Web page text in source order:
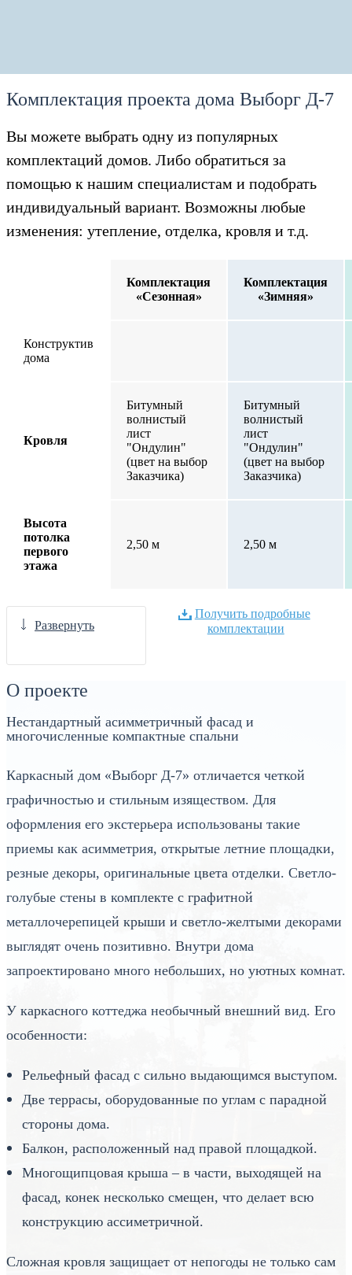
Комплектация проекта дома Выборг Д-7
Вы можете выбрать одну из популярных
комплектаций домов. Либо обратиться за
помощью к нашим специалистам и подобрать
индивидуальный вариант. Возможны любые
изменения: утепление, отделка, кровля и т.д.
Комплектация
«Сезонная»
Комплектация
«Зимняя»
Конструктив
дома
Кровля
Битумный
волнистый
лист
"Ондулин"
(цвет на выбор
Заказчика)
Битумный
волнистый
лист
"Ондулин"
(цвет на выбор
Заказчика)
Высота
потолка
первого
этажа
2,50 м 2,50 м
Развернуть
Получить подробные
комплектации
О проекте
Нестандартный асимметричный фасад и
многочисленные компактные спальни
Каркасный дом «Выборг Д-7» отличается четкой
графичностью и стильным изяществом. Для
оформления его экстерьера использованы такие
приемы как асимметрия, открытые летние площадки,
резные декоры, оригинальные цвета отделки. Светло-
голубые стены в комплекте с графитной
металлочерепицей крыши и светло-желтыми декорами
выглядят очень позитивно. Внутри дома
запроектировано много небольших, но уютных комнат.
У каркасного коттеджа необычный внешний вид. Его
особенности:
Рельефный фасад с сильно выдающимся выступом.
Две террасы, оборудованные по углам с парадной
стороны дома.
Балкон, расположенный над правой площадкой.
Многощипцовая крыша – в части, выходящей на
фасад, конек несколько смещен, что делает всю
конструкцию ассиметричной.
Сложная кровля защищает от непогоды не только сам